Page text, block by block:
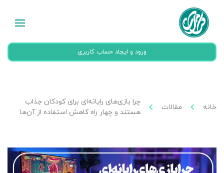
ورود و ایجاد حساب کاربری
خانه مقالات
چرا بازی‌های رایانه‌ای برای کودکان جذاب
هستند و چهار راه کاهش استفاده از آن‌ها